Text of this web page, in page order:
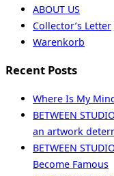
ABOUT US
Collector’s Letter
Warenkorb
Recent Posts
Where Is My
BETWEEN
an artwork
BETWEEN
Become Famous